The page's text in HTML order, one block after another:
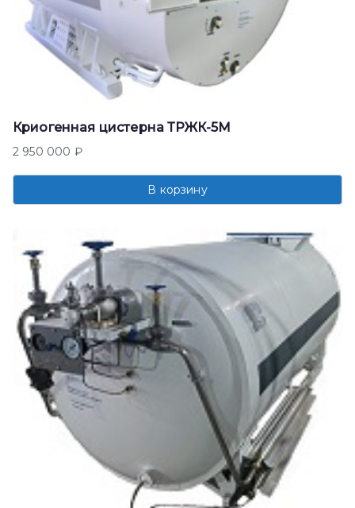
Криогенная цистерна ТРЖК-5М
2 950 000 ₽
В корзину